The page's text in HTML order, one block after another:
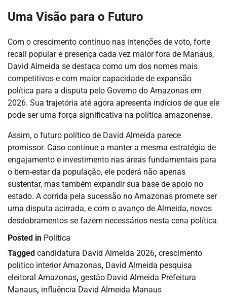
Uma Visão para o Futuro
Com o crescimento contínuo nas intenções de voto, forte
recall popular e presença cada vez maior fora de Manaus,
David Almeida se destaca como um dos nomes mais
competitivos e com maior capacidade de expansão
política para a disputa pelo Governo do Amazonas em
2026. Sua trajetória até agora apresenta indícios de que ele
pode ser uma força significativa na política amazonense.
Assim, o futuro político de David Almeida parece
promissor. Caso continue a manter a mesma estratégia de
engajamento e investimento nas áreas fundamentais para
o bem-estar da população, ele poderá não apenas
sustentar, mas também expandir sua base de apoio no
estado. A corrida pela sucessão no Amazonas promete ser
uma disputa acirrada, e com o avanço de Almeida, novos
desdobramentos se fazem necessários nesta cena política.
Posted in Política
Tagged candidatura David Almeida 2026, crescimento
político interior Amazonas, David Almeida pesquisa
eleitoral Amazonas, gestão David Almeida Prefeitura
Manaus, influência David Almeida Manaus